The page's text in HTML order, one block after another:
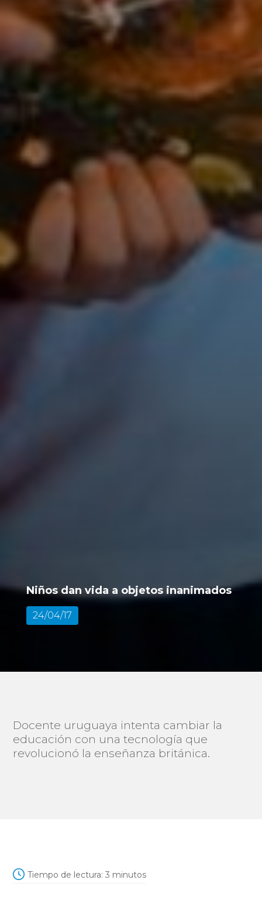
Niños dan vida a objetos inanimados
24/04/17
Docente uruguaya intenta cambiar la
educación con una tecnología que
revolucionó la enseñanza británica.
Tiempo de lectura: 3 minutos